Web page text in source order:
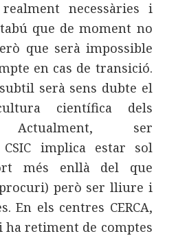
necessàries i
que de moment no
que serà impossible
en cas de transició.
serà sens dubte el
científica dels
Actualment, ser
implica estar sol
més enllà del que
però ser lliure i
En els centres CERCA,
ha retiment de comptes